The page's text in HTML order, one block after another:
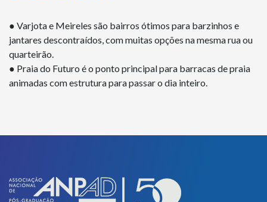
● Varjota e Meireles são bairros ótimos para barzinhos e
jantares descontraídos, com muitas opções na mesma rua ou
quarteirão.
● Praia do Futuro é o ponto principal para barracas de praia
animadas com estrutura para passar o dia inteiro.